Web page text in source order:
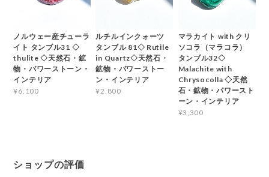
ノルウェー産チューラ
イト タンブル31 ◇
thulite ◇天然石・鉱
物・パワーストーン・
インテリア
¥6,100
ルチルインクォーツ
タンブル 81◇ Rutile
in Quartz◇天然石・
鉱物・パワーストー
ン・インテリア
¥2,800
マラカイト with クリ
ソコラ（マラコラ）
タンブル32◇
Malachite with
Chrysocolla ◇天然
石・鉱物・パワースト
ーン・インテリア
¥3,300
ショップの評価